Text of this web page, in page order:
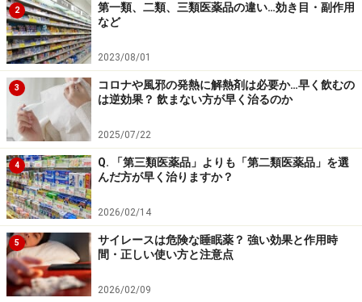
ニキビ治療の漢方薬
漢方のニキビ治療薬は大人ニキビにも期待できます。体
質によって選ぶべき処方が異なるので、詳しくは薬剤師
に相談しましょう。
ペア漢方エキス錠（ライオン）： 桂枝茯苓丸という
漢方の3大婦人薬のひとつで、ニキビの改善効果以
外にも生理周期に関連する症状にも効果が期待でき
ます。体力は中等度。
清上防風湯（タケダストレージ）：炎症性のニキビ
に効果があります。体力は中等度以上
2
第一類、二類、三類医薬品の違い…効き目・副作用
など
2023/08/01
3
コロナや風邪の発熱に解熱剤は必要か…早く飲むの
は逆効果？ 飲まない方が早く治るのか
2025/07/22
4
Q. 「第三類医薬品」よりも「第二類医薬品」を選
んだ方が早く治りますか？
2026/02/14
5
サイレースは危険な睡眠薬？ 強い効果と作用時
間・正しい使い方と注意点
2026/02/09